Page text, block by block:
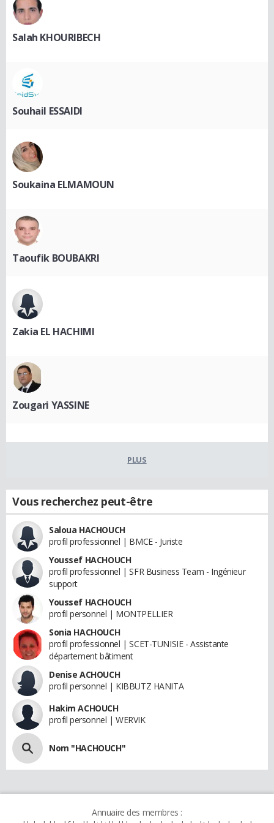
Salah KHOURIBECH
Souhail ESSAIDI
Soukaina ELMAMOUN
Taoufik BOUBAKRI
Zakia EL HACHIMI
Zougari YASSINE
PLUS
Vous recherchez peut-être
Saloua HACHOUCH
profil professionnel | BMCE - Juriste
Youssef HACHOUCH
profil professionnel | SFR Business Team - Ingénieur
support
Youssef HACHOUCH
profil personnel | MONTPELLIER
Sonia HACHOUCH
profil professionnel | SCET-TUNISIE - Assistante
département bâtiment
Denise ACHOUCH
profil personnel | KIBBUTZ HANITA
Hakim ACHOUCH
profil personnel | WERVIK
Nom "HACHOUCH"
Annuaire des membres :